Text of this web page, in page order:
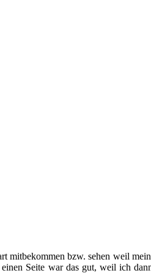
bzw. sehen weil
Seite war das gut, weil ich